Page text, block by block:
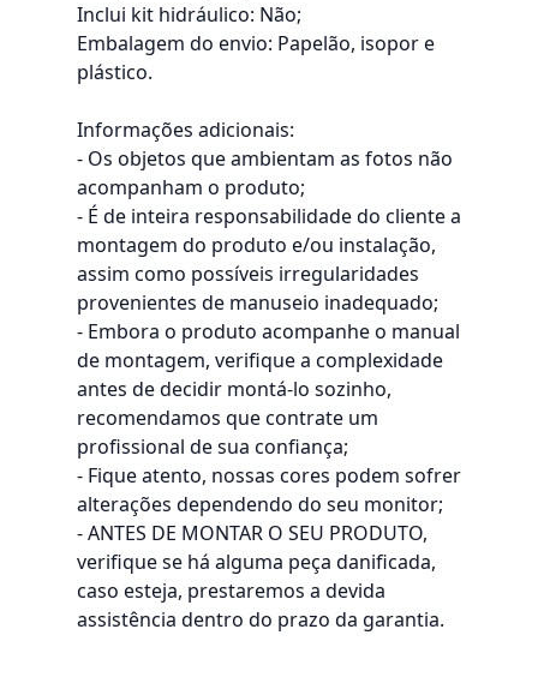
Inclui kit hidráulico: Não;
Embalagem do envio: Papelão, isopor e
plástico.
Informações adicionais:
- Os objetos que ambientam as fotos não
acompanham o produto;
- É de inteira responsabilidade do cliente a
montagem do produto e/ou instalação,
assim como possíveis irregularidades
provenientes de manuseio inadequado;
- Embora o produto acompanhe o manual
de montagem, verifique a complexidade
antes de decidir montá-lo sozinho,
recomendamos que contrate um
profissional de sua confiança;
- Fique atento, nossas cores podem sofrer
alterações dependendo do seu monitor;
- ANTES DE MONTAR O SEU PRODUTO,
verifique se há alguma peça danificada,
caso esteja, prestaremos a devida
assistência dentro do prazo da garantia.